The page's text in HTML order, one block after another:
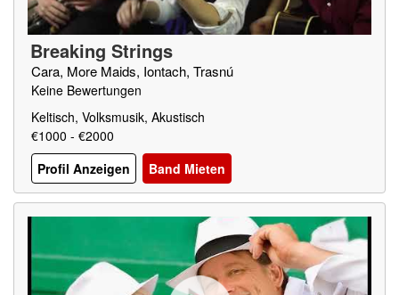
Breaking Strings
Cara, More Maids, Iontach, Trasnú
Keine Bewertungen
Keltisch, Volksmusik, Akustisch
€1000 - €2000
Profil Anzeigen
Band Mieten